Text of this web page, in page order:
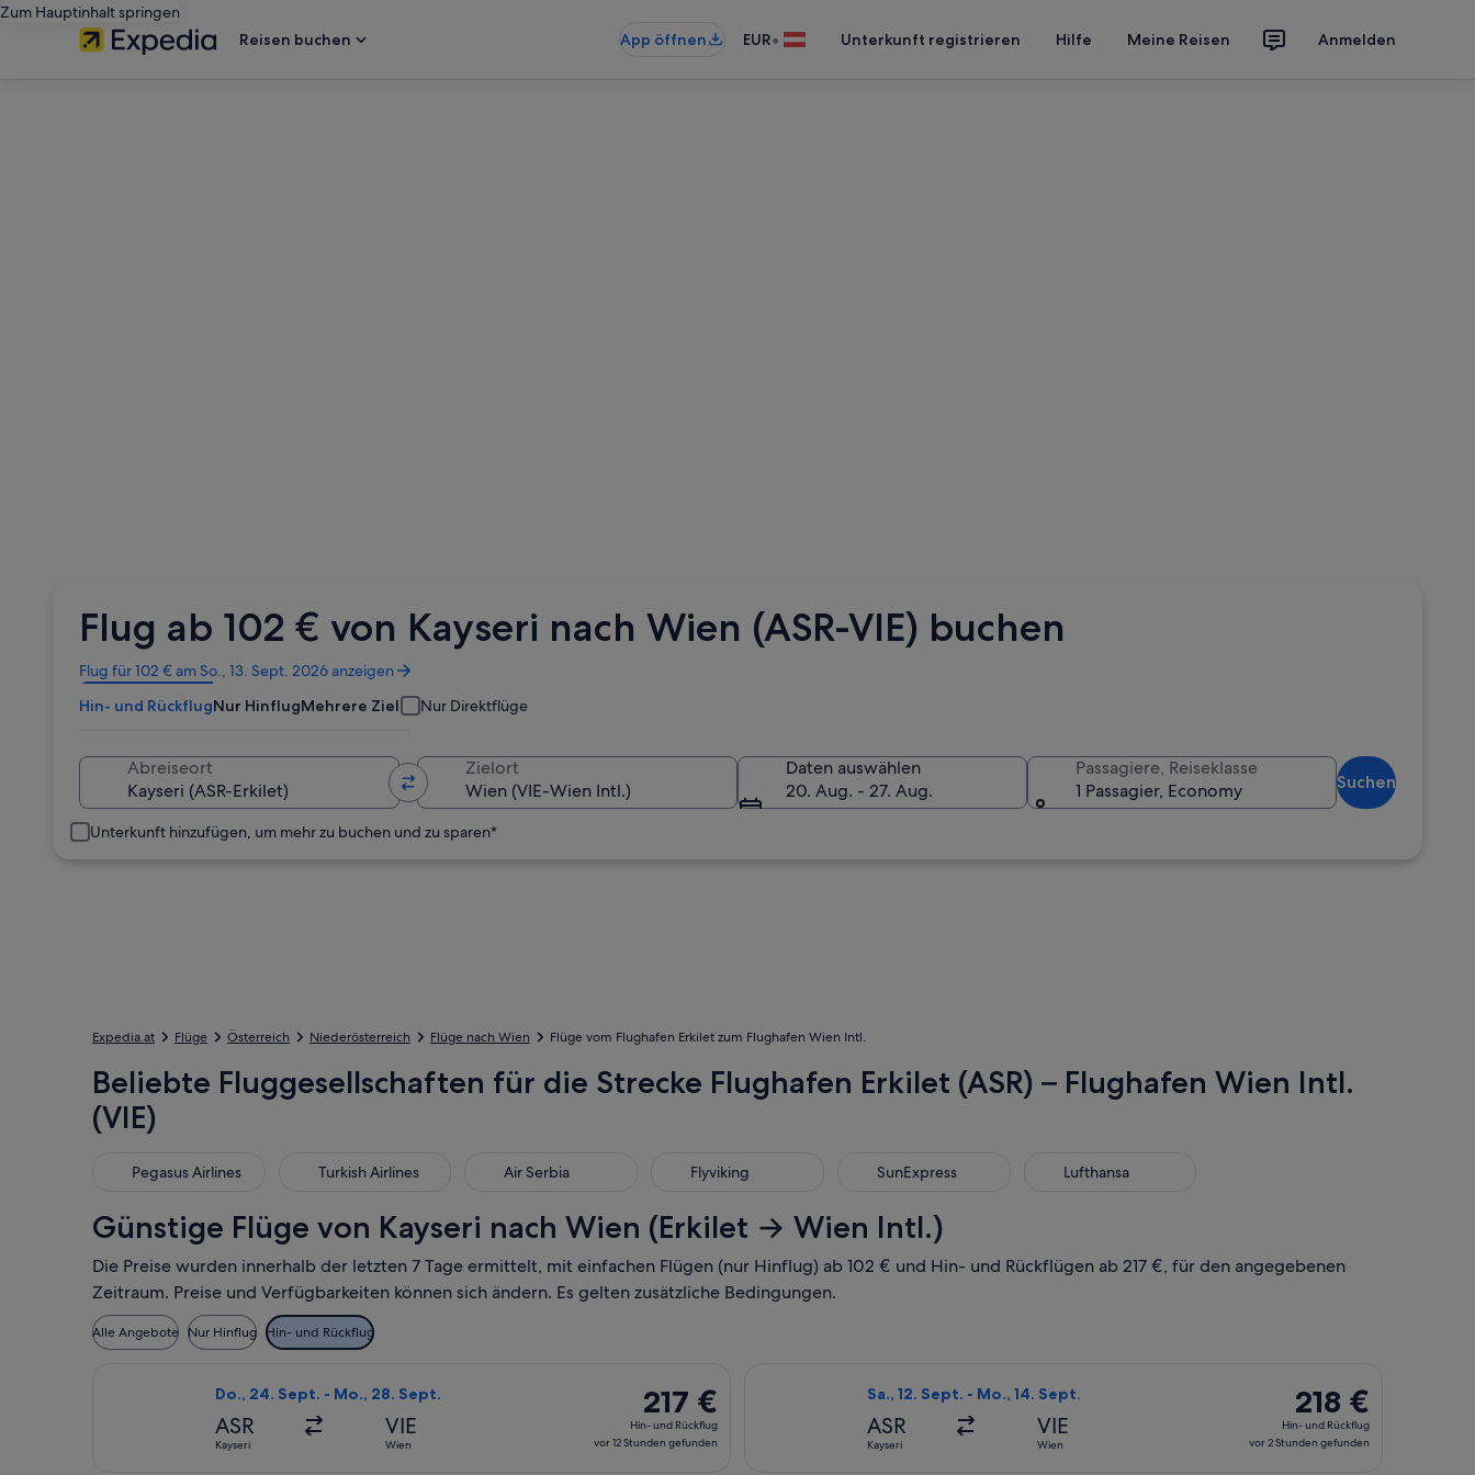
Zum Hauptinhalt springen
Reisen buchen
App öffnen EUR• Unterkunft registrieren Hilfe Meine Reisen Anmelden
Flug ab 102 € von Kayseri nach Wien (ASR-VIE) buchen
Flug für 102 € am So., 13. Sept. 2026 anzeigen
Wird
in
einem
geöffnet
Hin- und RückflugNur HinflugMehrere Ziele Nur Direktflüge
Abreiseort Zielort
Daten auswählen
20. Aug. - 27. Aug.
Passagiere, Reiseklasse
1 Passagier, Economy
Suchen
Unterkunft hinzufügen, um mehr zu buchen und zu sparen*
Expedia.at Flüge Österreich Niederösterreich Flüge nach Wien Flüge vom Flughafen Erkilet zum Flughafen Wien Intl.
Beliebte Fluggesellschaften für die Strecke Flughafen Erkilet (ASR) – Flughafen Wien Intl.
(VIE)
Pegasus Airlines
Pegasus Airlines Turkish Airlines
Turkish Airlines Air Serbia
Air Serbia Flyviking
Flyviking SunExpress
SunExpress Lufthansa
Lufthansa
Günstige Flüge von Kayseri nach Wien (Erkilet → Wien Intl.)
Die Preise wurden innerhalb der letzten 7 Tage ermittelt, mit einfachen Flügen (nur Hinflug) ab 102 € und Hin- und Rückflügen ab 217 €, für den angegebenen
Zeitraum. Preise und Verfügbarkeiten können sich ändern. Es gelten zusätzliche Bedingungen.
Alle Angebote Nur Hinflug Hin- und Rückflug
Do., 24. Sept. - Mo., 28. Sept.
ASR
Kayseri
VIE
Wien
217 €
Hin-
und
217 €
Hin- und Rückflug
vor 12 Stunden gefunden
Sa., 12. Sept. - Mo., 14. Sept.
ASR
Kayseri
VIE
Wien
218 €
Hin-
und
218 €
Hin- und Rückflug
vor 2 Stunden gefunden